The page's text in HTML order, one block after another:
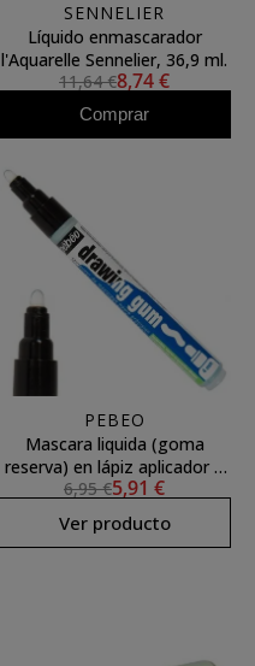
SENNELIER
Líquido enmascarador
l'Aquarelle Sennelier, 36,9 ml.
11,64 €8,74 €
Comprar
PEBEO
Mascara liquida (goma
reserva) en lápiz aplicador 4
mm **
6,95 €5,91 €
Ver producto